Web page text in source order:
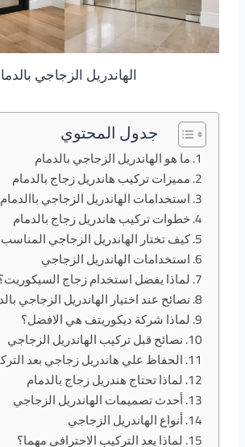
الهاندريل الزجاجي
جدول المحتوي
ما هو الهاندريل الزجاجي بالدمام
مميزات تركيب هاندريل زجاج بالدمام
استخدامات الهاندريل الزجاجي باالدمام
خطوات تركيب هاندريل زجاج بالدمام
كيف تختار الهاندريل الزجاجي
استخدامات الهاندريل الزجاجي
لماذا يفضل استخدام زجاج
نصائح عند اختيار الهاندريل الزجاجي
لماذا شركة ديكوريتف هي الافضل؟
نصائح قبل تركيب الهاندريل الزجاجي
الحفاظ علي هاندريل زجاجي بعد
لماذا تحتاج هندريل زجاج بالدمام
أحدث تصميمات الهاندريل الزجاجي
أنواع الهاندريل الزجاجي
لماذا يعد التركيب الاحترافي مهما؟